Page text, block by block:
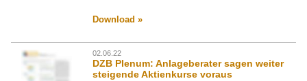
Download »
02.06.22
DZB Plenum: Anlageberater sagen weiter
steigende Aktienkurse voraus